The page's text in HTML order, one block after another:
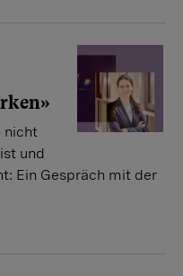
nicht
und
Ein Gespräch mit der